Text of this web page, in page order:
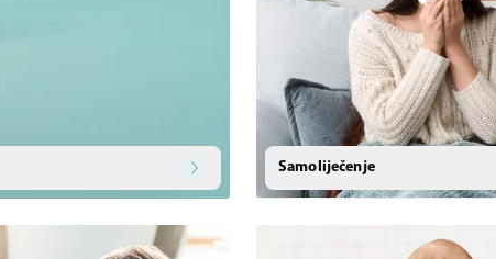
Samoliječenje